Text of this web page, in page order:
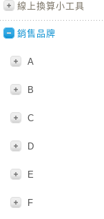
線上換算小工具
銷售品牌
A
B
C
D
E
F